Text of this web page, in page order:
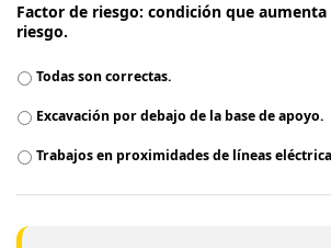
Factor de riesgo: condición que
riesgo.
Todas son correctas.
Excavación por debajo de la base de apoyo.
Trabajos en proximidades de líneas